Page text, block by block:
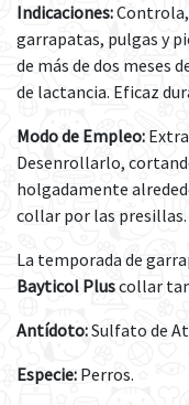
Indicaciones:
garrapatas, pulgas y
de más de dos meses
de lactancia. Eficaz
Modo de Empleo:
Desenrollarlo,
holgadamente
collar por las presillas.
La temporada de
Bayticol Pluscollar
Antídoto:Sulfato de
Especie: Perros.